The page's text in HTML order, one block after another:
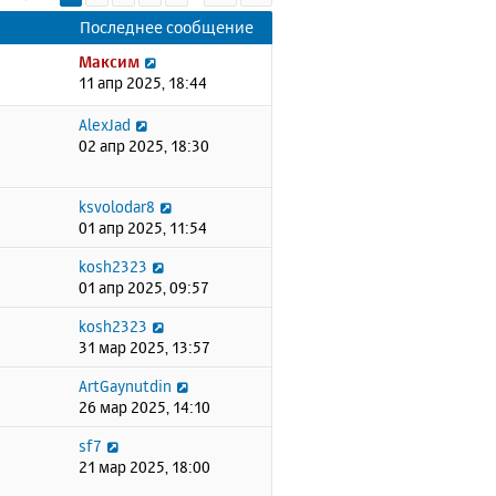
Последнее сообщение
Максим
11 апр 2025, 18:44
AlexJad
02 апр 2025, 18:30
ksvolodar8
01 апр 2025, 11:54
kosh2323
01 апр 2025, 09:57
kosh2323
31 мар 2025, 13:57
ArtGaynutdin
26 мар 2025, 14:10
sf7
21 мар 2025, 18:00